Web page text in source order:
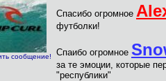
сообщение!
Спасибо огромное
футболки!
Спаибо огромное
за те эмоции, которые
"республики"